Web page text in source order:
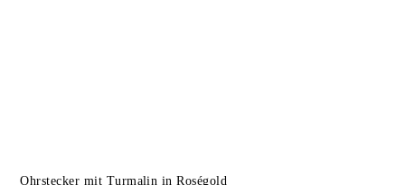
Ohrstecker mit Turmalin in Roségold